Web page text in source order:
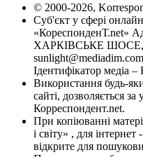
© 2000-2026,
Суб'єкт у сфері
«КореспонденТ.net»
ХАРКІВСЬКЕ ШОСЕ,
Ідентифікатор медіа
Використання будь-
сайті, дозволяється
Корреспондент.net.
При копіюванні
і світу» , для
відкрите для